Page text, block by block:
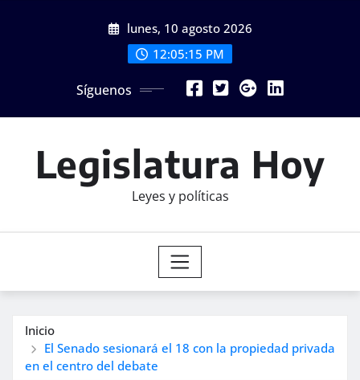
lunes, 10 agosto 2026
12:05:16 PM
Síguenos
Legislatura Hoy
Leyes y políticas
Inicio
El Senado sesionará el 18 con la propiedad privada
en el centro del debate